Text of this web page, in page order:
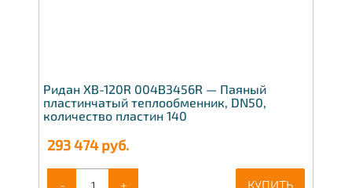
Ридан XB-120R 004B3456R — Паяный
пластинчатый теплообменник, DN50,
количество пластин 140
293 474руб.
- + КУПИТЬ